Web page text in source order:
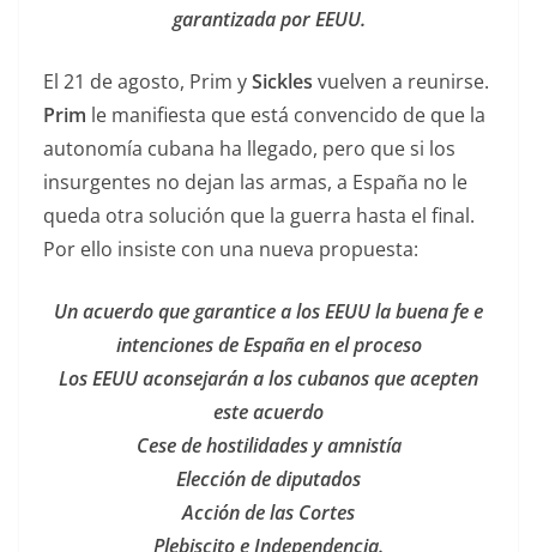
garantizada por EEUU.
El 21 de agosto, Prim ySickles vuelven a reunirse.
Prim le manifiesta que está convencido de que la
autonomía cubana ha llegado, pero que si los
insurgentes no dejan las armas, a España no le
queda otra solución que la guerra hasta el final.
Por ello insiste con una nueva propuesta:
Un acuerdo que garantice a los EEUU la buena fe e
intenciones de España en el proceso
Los EEUU aconsejarán a los cubanos que acepten
este acuerdo
Cese de hostilidades y amnistía
Elección de diputados
Acción de las Cortes
Plebiscito e Independencia.